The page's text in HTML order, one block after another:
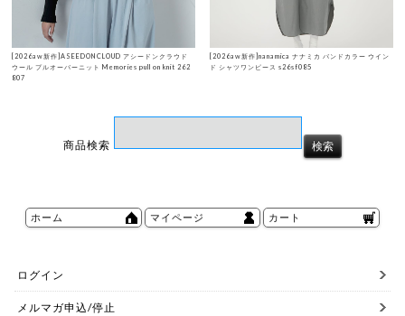
[2026aw新作]ASEEDONCLOUD アシードンクラウド
ウール プルオーバーニット Memories pull on knit 262
807
[2026aw新作]nanamica ナナミカ バンドカラー ウイン
ド シャツワンピース s26sf085
商品検索
ホーム マイページ カート
ログイン
メルマガ申込/停止